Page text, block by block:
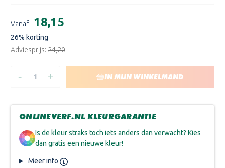
voorraad:
Vanaf €18,15
26% korting
Adviesprijs: €24,20
HOEVEELHEID
DOUGLAS
- HOEVEELHEID
DOUGLAS
+ IN MIJN WINKELMAND
ONLINEVERF.NL KLEURGARANTIE
Is de kleur straks toch iets anders dan verwacht? Kies
dan gratis een nieuwe kleur!
Meer info